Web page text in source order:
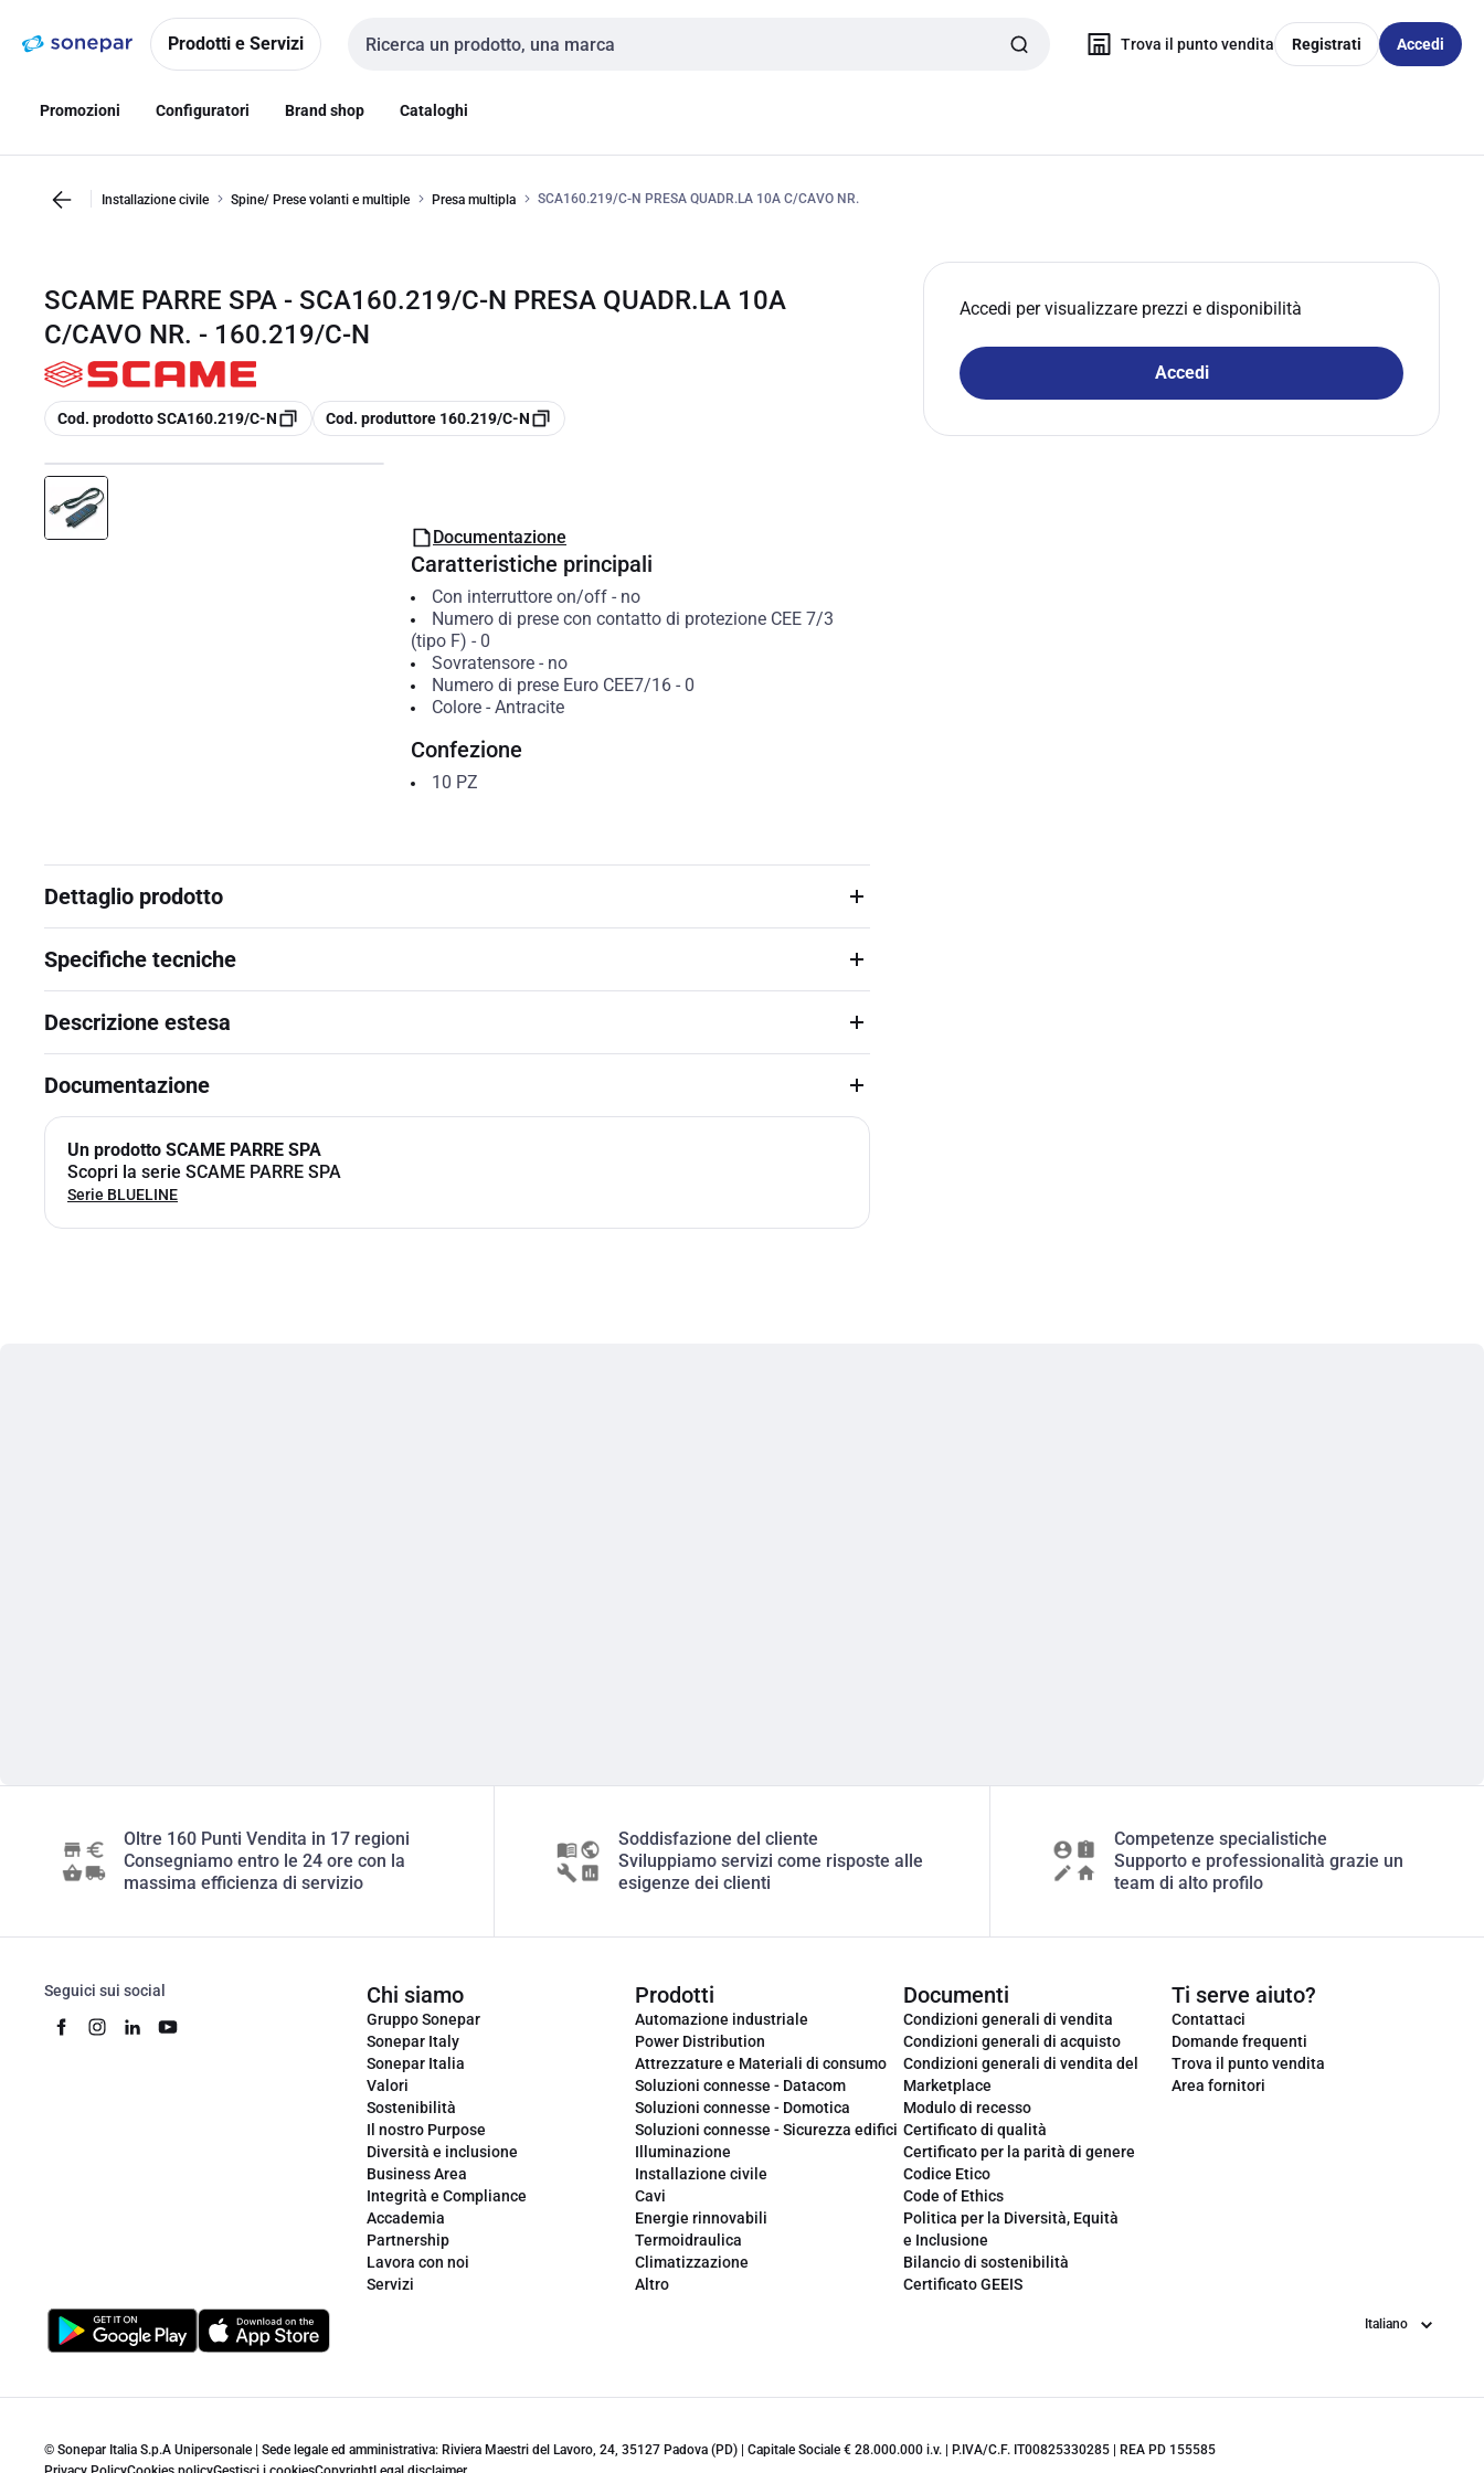
navigazionealla
Prodotti e Servizi
Cerca input
Trova il punto vendita Registrati Accedi
Promozioni Configuratori Brand shop Cataloghi
Installazione civile Spine/ Prese volanti e multiple Presa multipla SCA160.219/C-N PRESA QUADR.LA 10A C/CAVO NR.
SCAME PARRE SPA - SCA160.219/C-N PRESA QUADR.LA 10A
C/CAVO NR. - 160.219/C-N
copia
Cod. prodotto SCA160.219/C-N copia
Cod. produttore 160.219/C-N
Accedi per visualizzare prezzi e disponibilità
Accedi
Documentazione
Caratteristiche principali
Con interruttore on/off- no
Numero di prese con contatto di protezione CEE 7/3
(tipo F) - 0
Sovratensore- no
Numero di prese Euro CEE7/16- 0
Colore- Antracite
Confezione
10 PZ
Dettaglio prodotto
Specifiche tecniche
Descrizione estesa
Documentazione
Un prodotto SCAME PARRE SPA
Scopri la serie SCAME PARRE SPA
Serie BLUELINE
Oltre 160 Punti Vendita in 17 regioni
Consegniamo entro le 24 ore con la
massima efficienza di servizio
Soddisfazione del cliente
Sviluppiamo servizi come risposte alle
esigenze dei clienti
Competenze specialistiche
Supporto e professionalità grazie un
team di alto profilo
Seguici sui social Chi siamo
Gruppo Sonepar
Sonepar Italy
Sonepar Italia
Valori
Sostenibilità
Il nostro Purpose
Diversità e inclusione
Business Area
Integrità e Compliance
Accademia
Partnership
Lavora con noi
Servizi
Prodotti
Automazione industriale
Power Distribution
Attrezzature e Materiali di consumo
Soluzioni connesse - Datacom
Soluzioni connesse - Domotica
Soluzioni connesse - Sicurezza edifici
Illuminazione
Installazione civile
Cavi
Energie rinnovabili
Termoidraulica
Climatizzazione
Altro
Documenti
Condizioni generali di vendita
Condizioni generali di acquisto
Condizioni generali di vendita del
Marketplace
Modulo di recesso
Certificato di qualità
Certificato per la parità di genere
Codice Etico
Code of Ethics
Politica per la Diversità, Equità
e Inclusione
Bilancio di sostenibilità
Certificato GEEIS
Ti serve aiuto?
Contattaci
Domande frequenti
Trova il punto vendita
Area fornitori
Lingua
© Sonepar Italia S.p.A Unipersonale | Sede legale ed amministrativa: Riviera Maestri del Lavoro, 24, 35127 Padova (PD) | Capitale Sociale € 28.000.000 i.v. | P.IVA/C.F. IT00825330285 | REA PD 155585